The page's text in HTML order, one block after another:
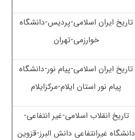
تاریخ ایران اسلامی-پردیس-دانشگاه
خوارزمی-تهران
تاریخ ایران اسلامی-پیام نور-دانشگاه
پیام نور استان ایلام-مرکزایلام
تاریخ انقلاب اسلامی-غیر انتفاعی-
دانشگاه غیرانتفاعی دانش البرز-قزوین